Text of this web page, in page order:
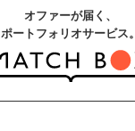
オファーが届く、
ポートフォリオサービス。